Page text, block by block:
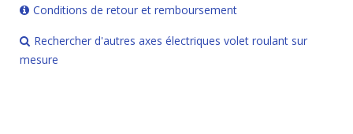
Conditions de retour et remboursement
Rechercher d'autres axes électriques volet roulant sur
mesure